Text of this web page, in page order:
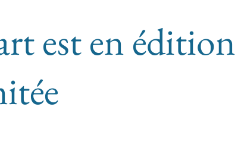
est en édition